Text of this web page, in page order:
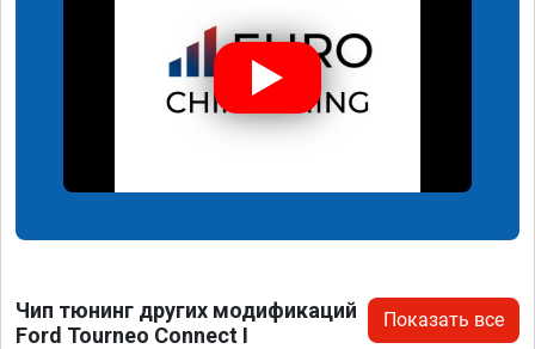
Чип тюнинг других модификаций
Ford Tourneo Connect I
Показать все